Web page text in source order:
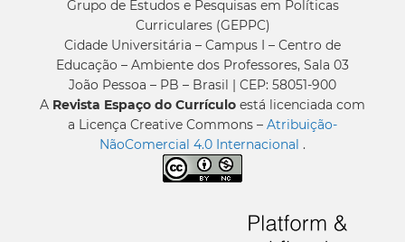
Grupo de Estudos e Pesquisas em Políticas
Curriculares (GEPPC)
Cidade Universitária – Campus I – Centro de
Educação – Ambiente dos Professores, Sala 03
João Pessoa – PB – Brasil | CEP: 58051-900
A Revista Espaço do Currículo está licenciada com
a Licença Creative Commons – Atribuição-
NãoComercial 4.0 Internacional .